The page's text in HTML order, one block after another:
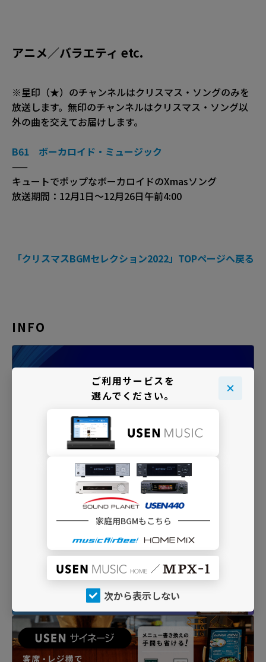
アニメ／バラエティ etc.
※星印（★）のチャンネルはクリスマス・ソングのみを
放送します。無印のチャンネルはクリスマス・ソング以
外の曲を交えてお届けします。
B61 ボーカロイド・ミュージック
——
キュートでポップなボーカロイドのXmasソング
放送期間：12月1日〜12月26日午前4:00
「クリスマスBGMセレクション2022」TOPページへ戻る
INFO
ご利用サービスを
選んでください。
家庭用BGMもこちら
次から表示しない